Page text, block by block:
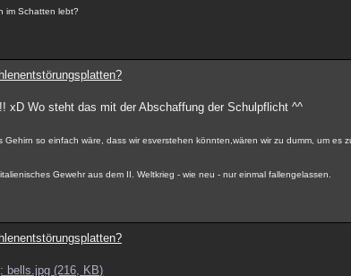
im Schatten lebt?
xD Wo steht das mit der Abschaffung der Schulpflicht ^^
Gehirn so einfach wäre, dass wir esverstehen könnten,wären wir zu dumm, um es
Gewehr aus dem II. Weltkrieg - wie neu - nur einmal fallengelassen.
bells.jpg (216, KB)